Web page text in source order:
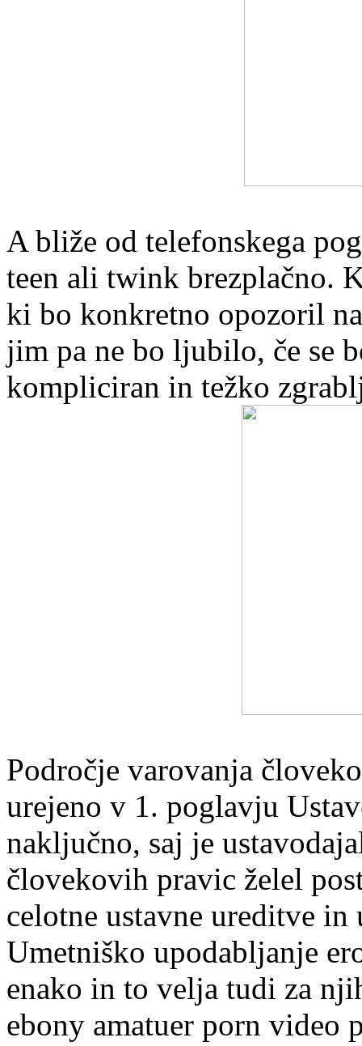
A bliže od telefonskega
teen ali twink brezplačno.
ki bo konkretno opozoril
jim pa ne bo ljubilo, če se
kompliciran in težko
Področje varovanja
urejeno v 1. poglavju
naključno, saj je
človekovih pravic želel
celotne ustavne ureditve in
Umetniško upodabljanje
enako in to velja tudi za
ebony amatuer porn video